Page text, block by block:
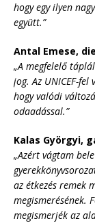
hogy egy ilyen
együtt.”
Antal Emese,
„A megfelelő
jog. Az UNICEF-
hogy valódi
odaadással.”
Kalas Györgyi,
„Azért vágtam
az étkezés remek
megismerésének.
megismerjék az